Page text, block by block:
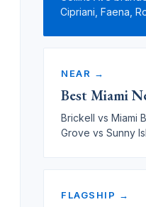
Cipriani, Faena,
NEAR →
Best Miami
Brickell vs Miami
Grove vs Sunny
FLAGSHIP →